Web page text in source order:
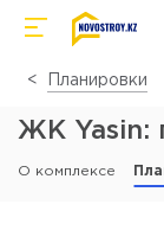
Планировки
ЖК Yasin:
О комплексе